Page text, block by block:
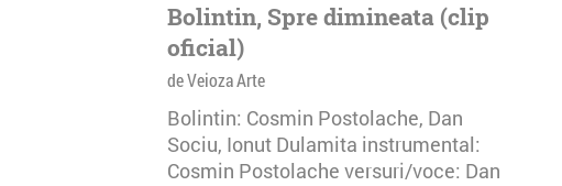
Bolintin, Spre dimineata (clip
oficial)
de Veioza Arte
Bolintin: Cosmin Postolache, Dan
Sociu, Ionut Dulamita instrumental:
Cosmin Postolache versuri/voce: Dan